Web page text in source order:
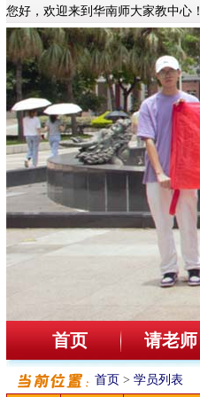
您好，欢迎来到华南师大家教中心！
首页 请老师
首页 > 学员列表